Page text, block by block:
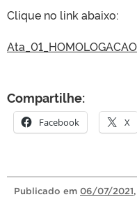
Clique no link abaixo:
Compartilhe:
Facebook X
Publicado em 06/07/2021